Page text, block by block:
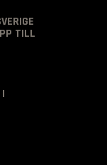
TILL